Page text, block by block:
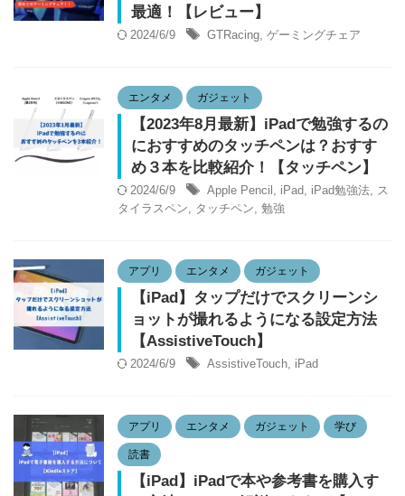
最適！【レビュー】
2024/6/9 GTRacing, ゲーミングチェア
エンタメ ガジェット
【2023年8月最新】iPadで勉強するの
におすすめのタッチペンは？おすす
め３本を比較紹介！【タッチペン】
2024/6/9 Apple Pencil , iPad, iPad勉強法, ス
タイラスペン, タッチペン, 勉強
アプリ エンタメ ガジェット
【iPad】タップだけでスクリーンシ
ョットが撮れるようになる設定方法
【AssistiveTouch】
2024/6/9 AssistiveTouch, iPad
アプリ エンタメ ガジェット 学び
読書
【iPad】iPadで本や参考書を購入す